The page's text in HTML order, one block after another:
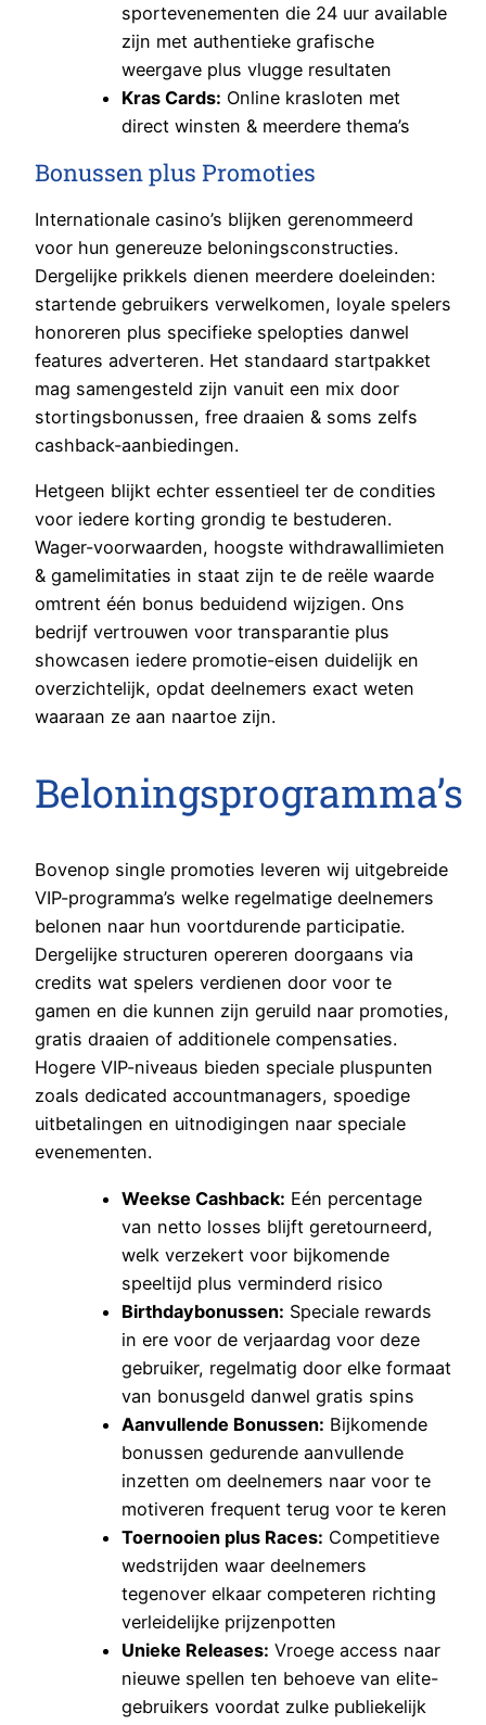
sportevenementen die 24 uur available
zijn met authentieke grafische
weergave plus vlugge resultaten
Kras Cards: Online krasloten met
direct winsten & meerdere thema’s
Bonussen plus Promoties
Internationale casino’s blijken gerenommeerd
voor hun genereuze beloningsconstructies.
Dergelijke prikkels dienen meerdere doeleinden:
startende gebruikers verwelkomen, loyale spelers
honoreren plus specifieke spelopties danwel
features adverteren. Het standaard startpakket
mag samengesteld zijn vanuit een mix door
stortingsbonussen, free draaien & soms zelfs
cashback-aanbiedingen.
Hetgeen blijkt echter essentieel ter de condities
voor iedere korting grondig te bestuderen.
Wager-voorwaarden, hoogste withdrawallimieten
& gamelimitaties in staat zijn te de reële waarde
omtrent één bonus beduidend wijzigen. Ons
bedrijf vertrouwen voor transparantie plus
showcasen iedere promotie-eisen duidelijk en
overzichtelijk, opdat deelnemers exact weten
waaraan ze aan naartoe zijn.
Beloningsprogramma’s
Bovenop single promoties leveren wij uitgebreide
VIP-programma’s welke regelmatige deelnemers
belonen naar hun voortdurende participatie.
Dergelijke structuren opereren doorgaans via
credits wat spelers verdienen door voor te
gamen en die kunnen zijn geruild naar promoties,
gratis draaien of additionele compensaties.
Hogere VIP-niveaus bieden speciale pluspunten
zoals dedicated accountmanagers, spoedige
uitbetalingen en uitnodigingen naar speciale
evenementen.
Weekse Cashback: Eén percentage
van netto losses blijft geretourneerd,
welk verzekert voor bijkomende
speeltijd plus verminderd risico
Birthdaybonussen: Speciale rewards
in ere voor de verjaardag voor deze
gebruiker, regelmatig door elke formaat
van bonusgeld danwel gratis spins
Aanvullende Bonussen: Bijkomende
bonussen gedurende aanvullende
inzetten om deelnemers naar voor te
motiveren frequent terug voor te keren
Toernooien plus Races: Competitieve
wedstrijden waar deelnemers
tegenover elkaar competeren richting
verleidelijke prijzenpotten
Unieke Releases: Vroege access naar
nieuwe spellen ten behoeve van elite-
gebruikers voordat zulke publiekelijk